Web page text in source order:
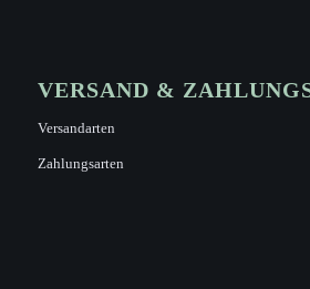
VERSAND &
Versandarten
Zahlungsarten